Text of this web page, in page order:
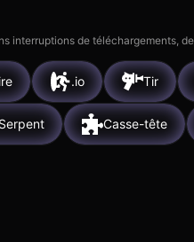
interruptions de
.io Tir
Serpent Casse-tête